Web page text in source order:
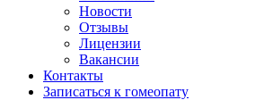
Новости
Отзывы
Лицензии
Вакансии
Контакты
Записаться к гомеопату